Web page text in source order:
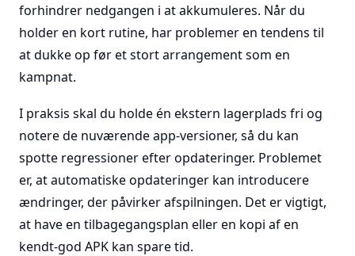
forhindrer nedgangen i at akkumuleres. Når du
holder en kort rutine, har problemer en tendens til
at dukke op før et stort arrangement som en
kampnat.
I praksis skal du holde én ekstern lagerplads fri og
notere de nuværende app-versioner, så du kan
spotte regressioner efter opdateringer. Problemet
er, at automatiske opdateringer kan introducere
ændringer, der påvirker afspilningen. Det er vigtigt,
at have en tilbagegangsplan eller en kopi af en
kendt-god APK kan spare tid.